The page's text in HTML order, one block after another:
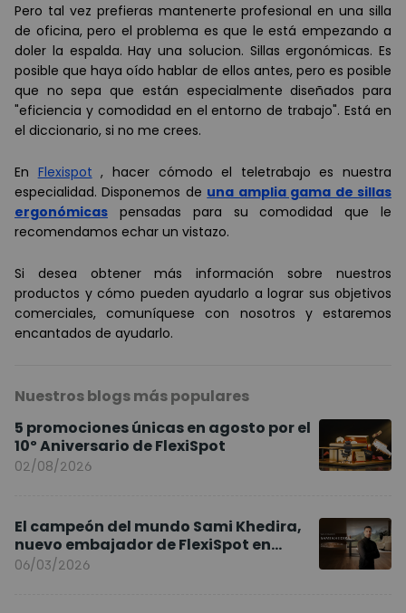
Pero tal vez prefieras mantenerte profesional en una silla
de oficina, pero el problema es que le está empezando a
doler la espalda. Hay una solucion. Sillas ergonómicas. Es
posible que haya oído hablar de ellos antes, pero es posible
que no sepa que están especialmente diseñados para
"eficiencia y comodidad en el entorno de trabajo". Está en
el diccionario, si no me crees.
En Flexispot , hacer cómodo el teletrabajo es nuestra
especialidad. Disponemos de una amplia gama de sillas
ergonómicas pensadas para su comodidad que le
recomendamos echar un vistazo.
Si desea obtener más información sobre nuestros
productos y cómo pueden ayudarlo a lograr sus objetivos
comerciales,comuníquese con nosotros y estaremos
encantados de ayudarlo.
Nuestros blogs más populares
5 promociones únicas en agosto por el
10º Aniversario de FlexiSpot
02/08/2026
El campeón del mundo Sami Khedira,
nuevo embajador de FlexiSpot en
Europa
06/03/2026